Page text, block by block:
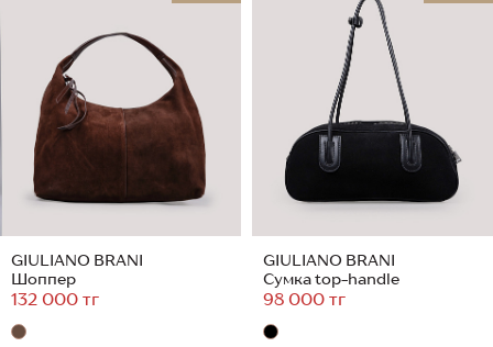
GIULIANO BRANI
Шоппер
132 000 тг
GIULIANO BRANI
Сумка top-handle
98 000 тг